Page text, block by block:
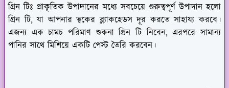
গ্রিন টিঃ প্রাকৃতিক উপাদানের মধ্যে সবচেয়ে গুরুত্বপূর্ণ উপাদান হলো
গ্রিন টি, যা আপনার ত্বকের ব্ল্যাকহেডস দূর করতে সাহায্য করবে।
এজন্য এক চামচ পরিমাণ শুকনা গ্রিন টি নিবেন, এরপরে সামান্য
পানির সাথে মিশিয়ে একটি পেস্ট তৈরি করবেন।